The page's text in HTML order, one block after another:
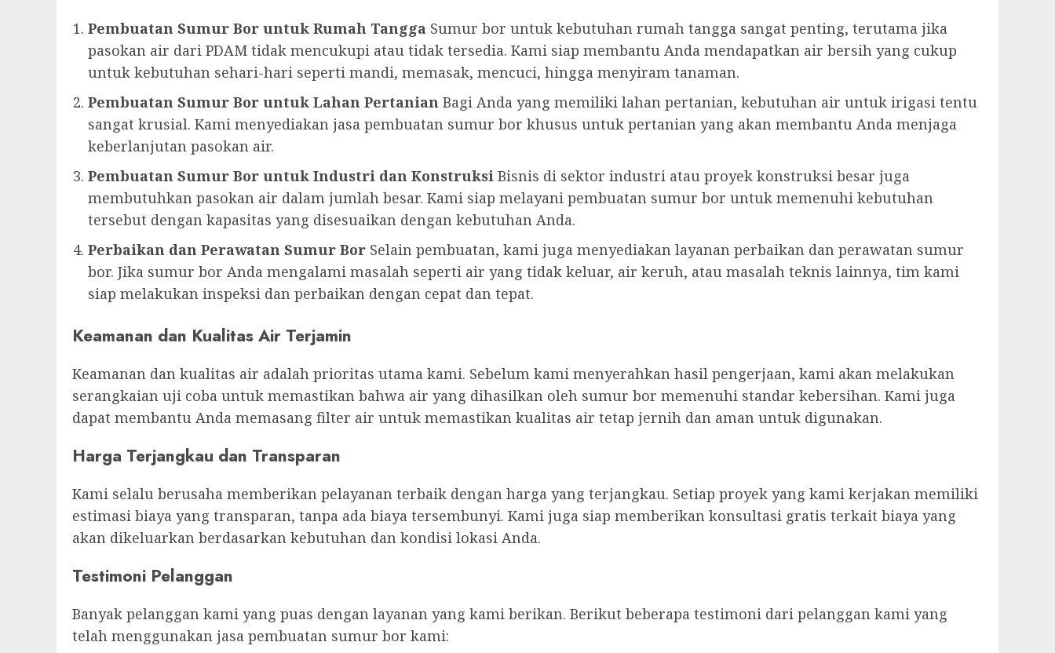
Pembuatan Sumur Bor untuk Rumah Tangga Sumur bor untuk kebutuhan rumah tangga sangat penting, terutama jika
pasokan air dari PDAM tidak mencukupi atau tidak tersedia. Kami siap membantu Anda mendapatkan air bersih yang cukup
untuk kebutuhan sehari-hari seperti mandi, memasak, mencuci, hingga menyiram tanaman.
Pembuatan Sumur Bor untuk Lahan Pertanian Bagi Anda yang memiliki lahan pertanian, kebutuhan air untuk irigasi tentu
sangat krusial. Kami menyediakan jasa pembuatan sumur bor khusus untuk pertanian yang akan membantu Anda menjaga
keberlanjutan pasokan air.
Pembuatan Sumur Bor untuk Industri dan Konstruksi Bisnis di sektor industri atau proyek konstruksi besar juga
membutuhkan pasokan air dalam jumlah besar. Kami siap melayani pembuatan sumur bor untuk memenuhi kebutuhan
tersebut dengan kapasitas yang disesuaikan dengan kebutuhan Anda.
Perbaikan dan Perawatan Sumur Bor Selain pembuatan, kami juga menyediakan layanan perbaikan dan perawatan sumur
bor. Jika sumur bor Anda mengalami masalah seperti air yang tidak keluar, air keruh, atau masalah teknis lainnya, tim kami
siap melakukan inspeksi dan perbaikan dengan cepat dan tepat.
Keamanan dan Kualitas Air Terjamin
Keamanan dan kualitas air adalah prioritas utama kami. Sebelum kami menyerahkan hasil pengerjaan, kami akan melakukan
serangkaian uji coba untuk memastikan bahwa air yang dihasilkan oleh sumur bor memenuhi standar kebersihan. Kami juga
dapat membantu Anda memasang filter air untuk memastikan kualitas air tetap jernih dan aman untuk digunakan.
Harga Terjangkau dan Transparan
Kami selalu berusaha memberikan pelayanan terbaik dengan harga yang terjangkau. Setiap proyek yang kami kerjakan memiliki
estimasi biaya yang transparan, tanpa ada biaya tersembunyi. Kami juga siap memberikan konsultasi gratis terkait biaya yang
akan dikeluarkan berdasarkan kebutuhan dan kondisi lokasi Anda.
Testimoni Pelanggan
Banyak pelanggan kami yang puas dengan layanan yang kami berikan. Berikut beberapa testimoni dari pelanggan kami yang
telah menggunakan jasa pembuatan sumur bor kami: